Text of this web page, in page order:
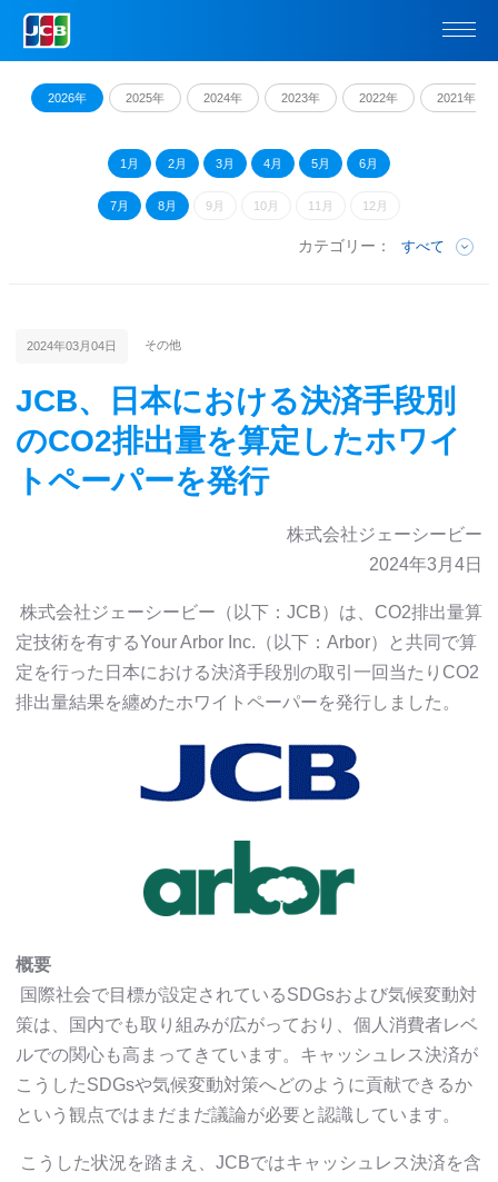
2026年 2025年 2024年 2023年 2022年 2021年
1月 2月 3月 4月 5月 6月
7月 8月 9月 10月 11月 12月
カテゴリー： すべて
2024年03月04日 その他
JCB、日本における決済手段別
のCO2排出量を算定したホワイ
トペーパーを発行
株式会社ジェーシービー
2024年3月4日
株式会社ジェーシービー（以下：JCB）は、CO2排出量算
定技術を有するYour Arbor Inc.（以下：Arbor）と共同で算
定を行った日本における決済手段別の取引一回当たりCO2
排出量結果を纏めたホワイトペーパーを発行しました。
概要
国際社会で目標が設定されているSDGsおよび気候変動対
策は、国内でも取り組みが広がっており、個人消費者レベ
ルでの関心も高まってきています。キャッシュレス決済が
こうしたSDGsや気候変動対策へどのように貢献できるか
という観点ではまだまだ議論が必要と認識しています。
こうした状況を踏まえ、JCBではキャッシュレス決済を含